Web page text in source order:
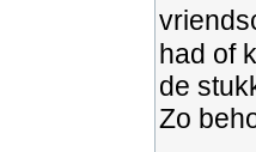
had of
de
Zo